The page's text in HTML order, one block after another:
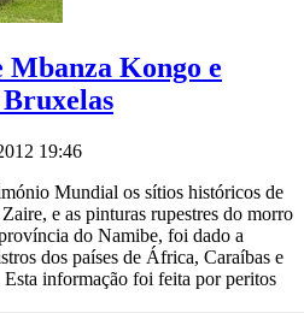
Mbanza Kongo e
19:46
Mundial os sítios históricos de
e as pinturas rupestres do morro
do Namibe, foi dado a
dos países de África, Caraíbas e
informação foi feita por peritos